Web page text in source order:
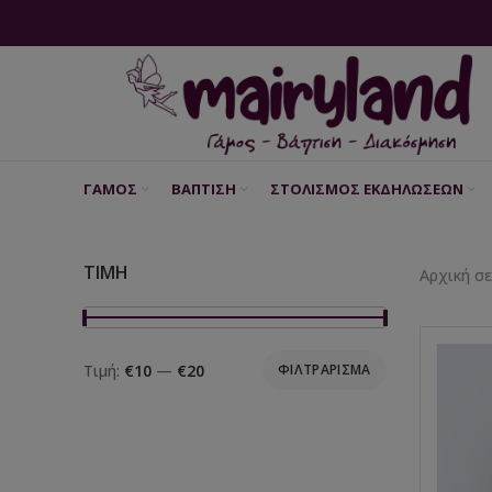
ΓΆΜΟΣ ΒΆΠΤΙΣΗ ΣΤΟΛΙΣΜΌΣ ΕΚΔΗΛΏΣΕΩΝ
ΤΙΜΉ
ΦΙΛΤΡΆΡΙΣΜΑ
Τιμή: €10 — €20
Αρχική